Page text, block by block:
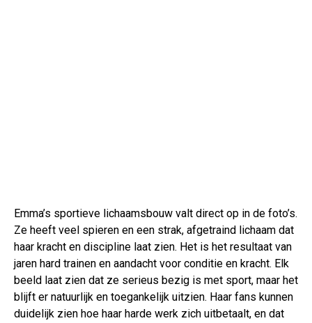
Emma’s sportieve lichaamsbouw valt direct op in de foto’s.
Ze heeft veel spieren en een strak, afgetraind lichaam dat
haar kracht en discipline laat zien. Het is het resultaat van
jaren hard trainen en aandacht voor conditie en kracht. Elk
beeld laat zien dat ze serieus bezig is met sport, maar het
blijft er natuurlijk en toegankelijk uitzien. Haar fans kunnen
duidelijk zien hoe haar harde werk zich uitbetaalt, en dat